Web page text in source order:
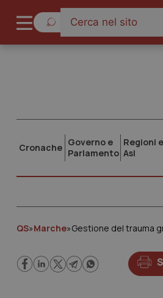
Cronache Governo e
Parlamento
Regioni e
Asl
QS»Marche»Gestione del trauma